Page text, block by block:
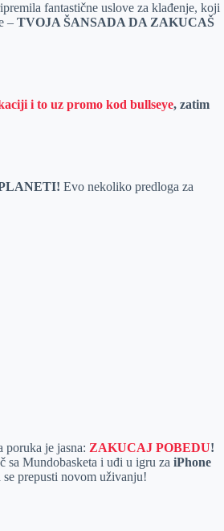
fantastične uslove za klađenje, koji
–TVOJA ŠANSADA DA ZAKUCAŠ
i to uz promo kod bullseye, zatim
Evo nekoliko predloga za
je jasna: ZAKUCAJ POBEDU!
sa Mundobasketa i uđi u igru zaiPhone
se prepusti novom uživanju!